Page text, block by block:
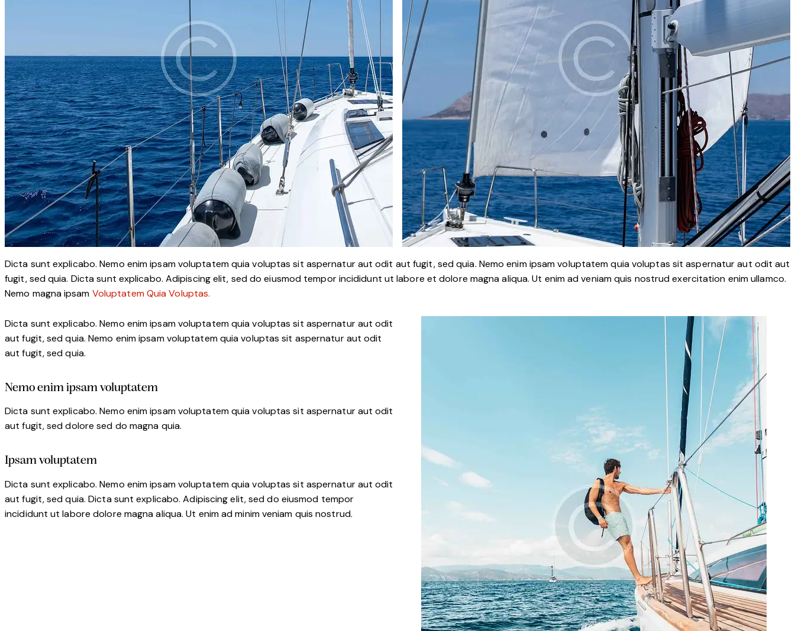
Dicta sunt explicabo. Nemo enim ipsam voluptatem quia voluptas sit aspernatur aut odit aut fugit, sed quia. Nemo enim ipsam voluptatem quia voluptas sit aspernatur aut odit aut
fugit, sed quia. Dicta sunt explicabo. Adipiscing elit, sed do eiusmod tempor incididunt ut labore et dolore magna aliqua. Ut enim ad veniam quis nostrud exercitation enim ullamco.
Nemo magna ipsam Voluptatem Quia Voluptas.
Dicta sunt explicabo. Nemo enim ipsam voluptatem quia voluptas sit aspernatur aut odit
aut fugit, sed quia. Nemo enim ipsam voluptatem quia voluptas sit aspernatur aut odit
aut fugit, sed quia.
Nemo enim ipsam voluptatem
Dicta sunt explicabo. Nemo enim ipsam voluptatem quia voluptas sit aspernatur aut odit
aut fugit, sed dolore sed do magna quia.
Ipsam voluptatem
Dicta sunt explicabo. Nemo enim ipsam voluptatem quia voluptas sit aspernatur aut odit
aut fugit, sed quia. Dicta sunt explicabo. Adipiscing elit, sed do eiusmod tempor
incididunt ut labore dolore magna aliqua. Ut enim ad minim veniam quis nostrud.